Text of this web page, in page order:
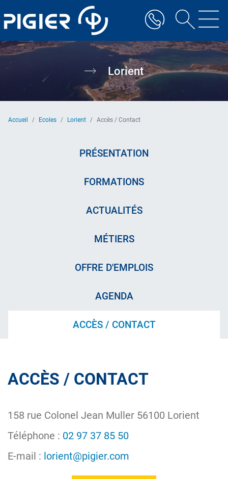
au
contenu
Lorient
Accueil Ecoles Lorient Accès / Contact
PRÉSENTATION
FORMATIONS
ACTUALITÉS
MÉTIERS
OFFRE D'EMPLOIS
AGENDA
ACCÈS / CONTACT
ACCÈS / CONTACT
158 rue Colonel Jean Muller 56100 Lorient
Téléphone : 02 97 37 85 50
E-mail : lorient@pigier.com